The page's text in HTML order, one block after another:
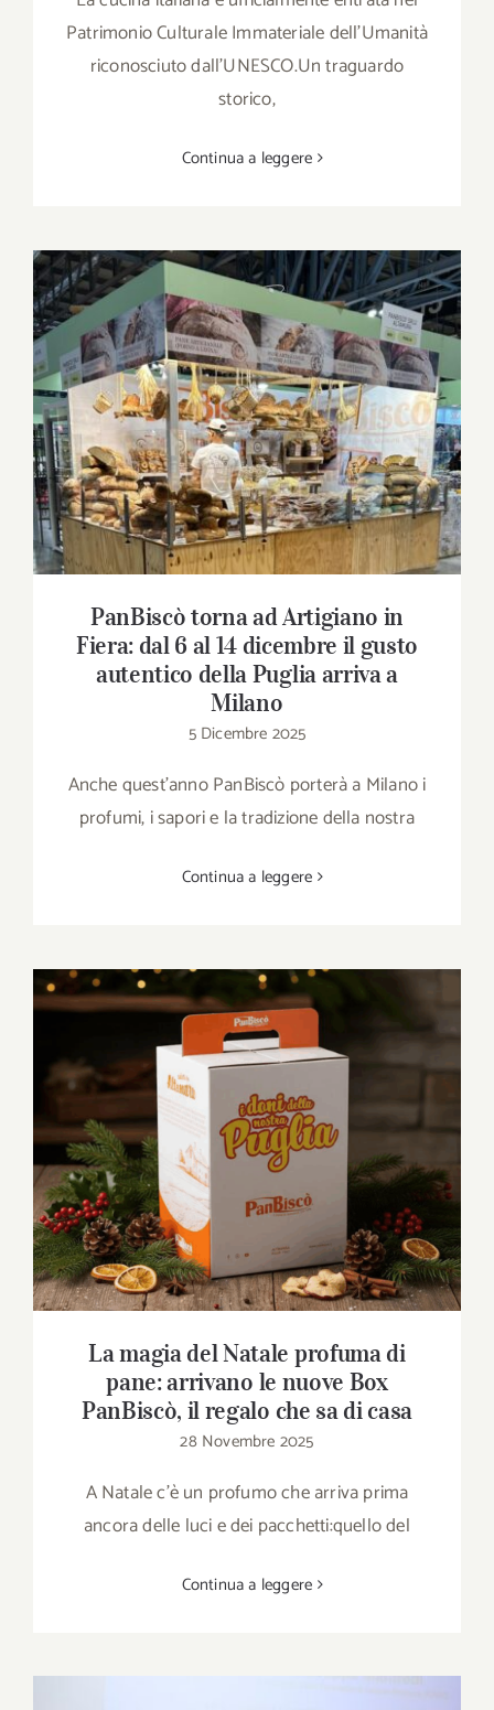
Patrimonio Culturale Immateriale dell’Umanità
riconosciuto dall’UNESCO.Un traguardo
storico,
Continua a leggere
PanBiscò torna ad Artigiano in Fiera: dal 6
al 14 dicembre il gusto autentico della
Puglia arriva a Milano
PanBiscò torna ad Artigiano in
Fiera: dal 6 al 14 dicembre il gusto
autentico della Puglia arriva a
Milano
5 Dicembre 2025
Anche quest’anno PanBiscò porterà a Milano i
profumi, i sapori e la tradizione della nostra
Continua a leggere
La magia del Natale profuma di pane:
arrivano le nuove Box PanBiscò, il regalo
che sa di casa
La magia del Natale profuma di
pane: arrivano le nuove Box
PanBiscò, il regalo che sa di casa
28 Novembre 2025
A Natale c’è un profumo che arriva prima
ancora delle luci e dei pacchetti:quello del
Continua a leggere